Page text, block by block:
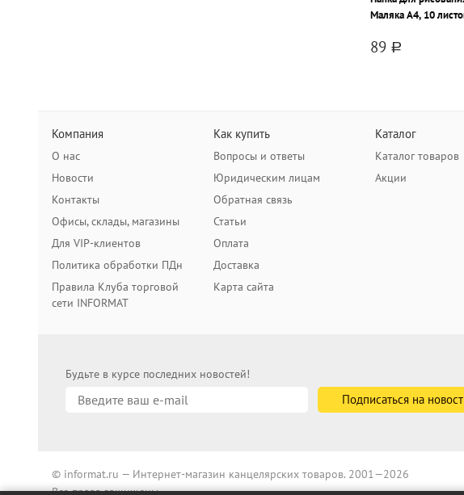
Маляка А4, 10
89 a
Компания
О нас
Новости
Контакты
Офисы, склады, магазины
Для VIP-клиентов
Политика обработки ПДн
Правила Клуба торговой
сети INFORMAT
Как купить
Вопросы и ответы
Юридическим лицам
Обратная связь
Статьи
Оплата
Доставка
Карта сайта
Каталог
Каталог товаров
Акции
Будьте в курсе последних новостей!
© informat.ru — Интернет-магазин канцелярских товаров. 2001—2026
Все права защищены